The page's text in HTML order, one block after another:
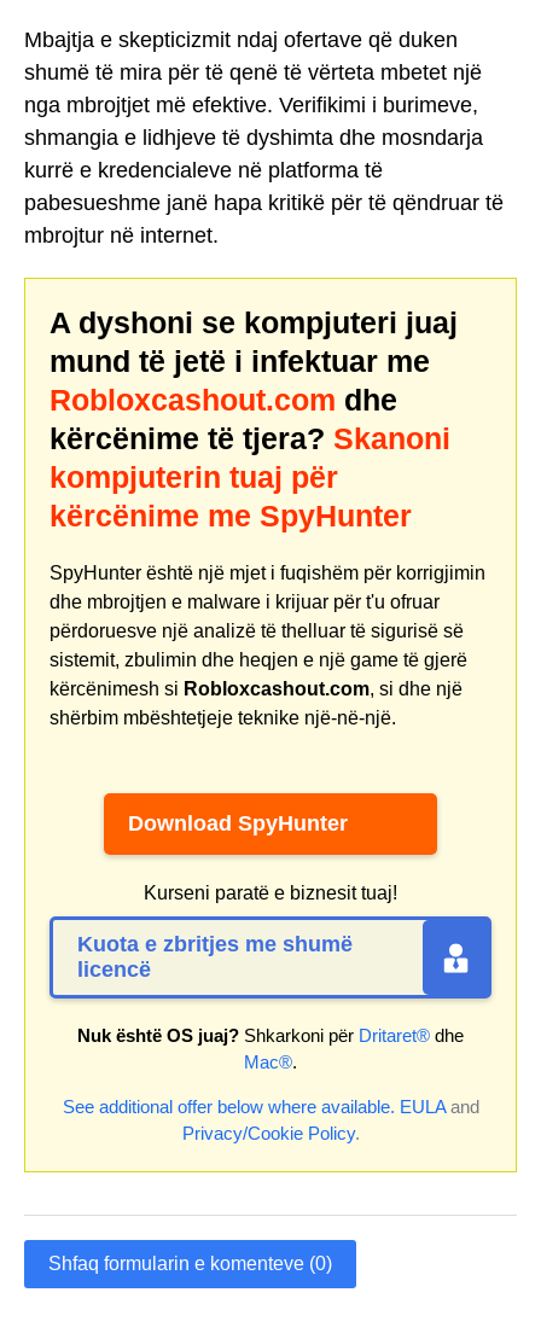
Mbajtja e skepticizmit ndaj ofertave që duken
shumë të mira për të qenë të vërteta mbetet një
nga mbrojtjet më efektive. Verifikimi i burimeve,
shmangia e lidhjeve të dyshimta dhe mosndarja
kurrë e kredencialeve në platforma të
pabesueshme janë hapa kritikë për të qëndruar të
mbrojtur në internet.
A dyshoni se kompjuteri juaj
mund të jetë i infektuar me
Robloxcashout.com dhe
kërcënime të tjera? Skanoni
kompjuterin tuaj për
kërcënime me SpyHunter
SpyHunter është një mjet i fuqishëm për korrigjimin
dhe mbrojtjen e malware i krijuar për t'u ofruar
përdoruesve një analizë të thelluar të sigurisë së
sistemit, zbulimin dhe heqjen e një game të gjerë
kërcënimesh si Robloxcashout.com, si dhe një
shërbim mbështetjeje teknike një-në-një.
Download SpyHunter
Kurseni paratë e biznesit tuaj!
Kuota e zbritjes me shumë
licencë
Nuk është OS juaj? Shkarkoni për Dritaret® dhe
Mac®.
See additional offer below where available. EULAand
Privacy/Cookie Policy.
Shfaq formularin e komenteve (0)